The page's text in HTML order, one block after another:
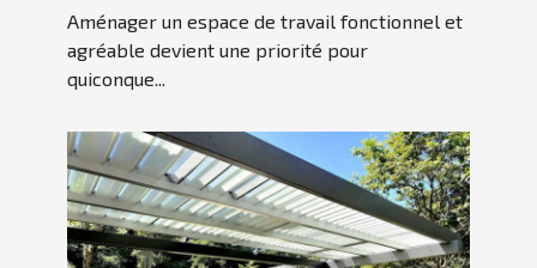
de travail ?
Aménager un espace de travail fonctionnel et
agréable devient une priorité pour
quiconque...